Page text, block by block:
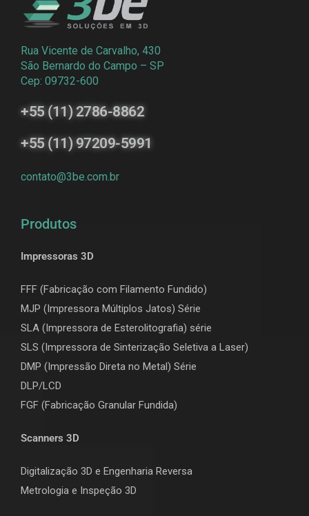
Rua Vicente de Carvalho, 430
São Bernardo do Campo – SP
Cep: 09732-600
+55 (11) 2786-8862
+55 (11) 97209-5991
contato@3be.com.br
Produtos
Impressoras 3D
FFF (Fabricação com Filamento Fundido)
MJP (Impressora Múltiplos Jatos) Série
SLA (Impressora de Esterolitografia) série
SLS (Impressora de Sinterização Seletiva a Laser)
DMP (Impressão Direta no Metal) Série
DLP/LCD
FGF (Fabricação Granular Fundida)
Scanners 3D
Digitalização 3D e Engenharia Reversa
Metrologia e Inspeção 3D